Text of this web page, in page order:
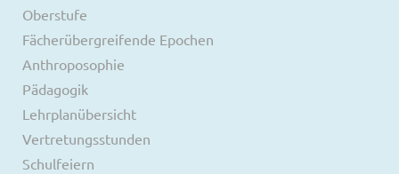
Oberstufe
Fächerübergreifende Epochen
Anthroposophie
Pädagogik
Lehrplanübersicht
Vertretungsstunden
Schulfeiern